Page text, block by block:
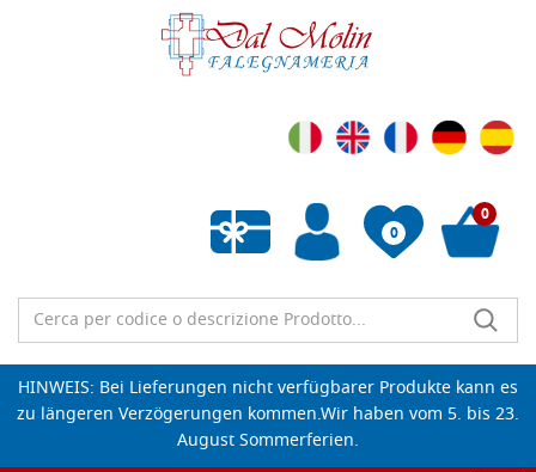
0
Wunschliste leeren
0
HINWEIS: Bei Lieferungen nicht verfügbarer Produkte kann es
zu längeren Verzögerungen kommen.Wir haben vom 5. bis 23.
August Sommerferien.